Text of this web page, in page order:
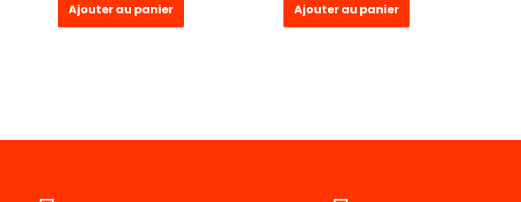
Ajouter au panier Ajouter au panier